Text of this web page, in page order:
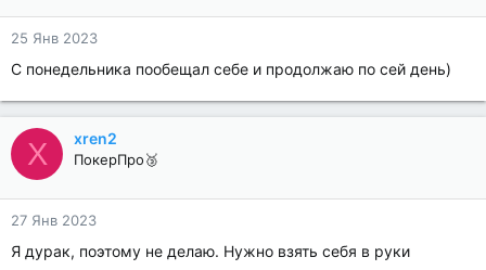
25 Янв 2023
C понедельника пообещал себе и продолжаю по сей день)
X xren2
ПокерПро🥉
27 Янв 2023
Я дурак, поэтому не делаю. Нужно взять себя в руки